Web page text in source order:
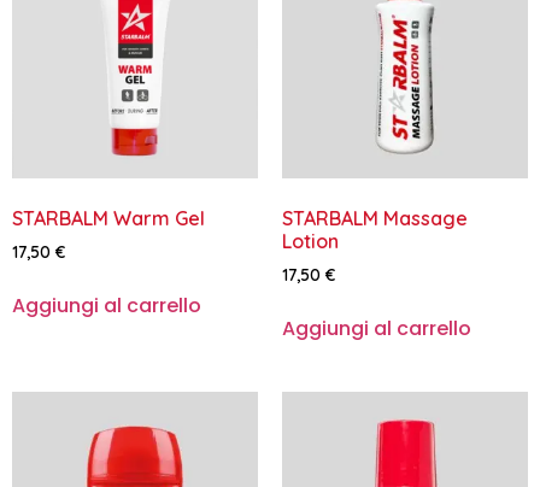
STARBALM Warm Gel
17,50 €
Aggiungi al carrello
STARBALM Massage
Lotion
17,50 €
Aggiungi al carrello